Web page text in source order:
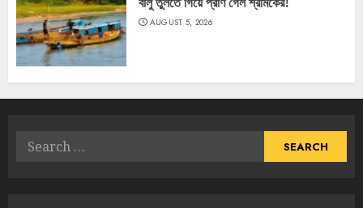
AUGUST 5, 2026
Search